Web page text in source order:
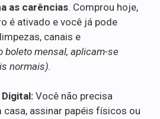
as carências. Comprou hoje,
é ativado e você já pode
canais e
boleto mensal, aplicam-se
normais).
Você não precisa
assinar papéis físicos ou